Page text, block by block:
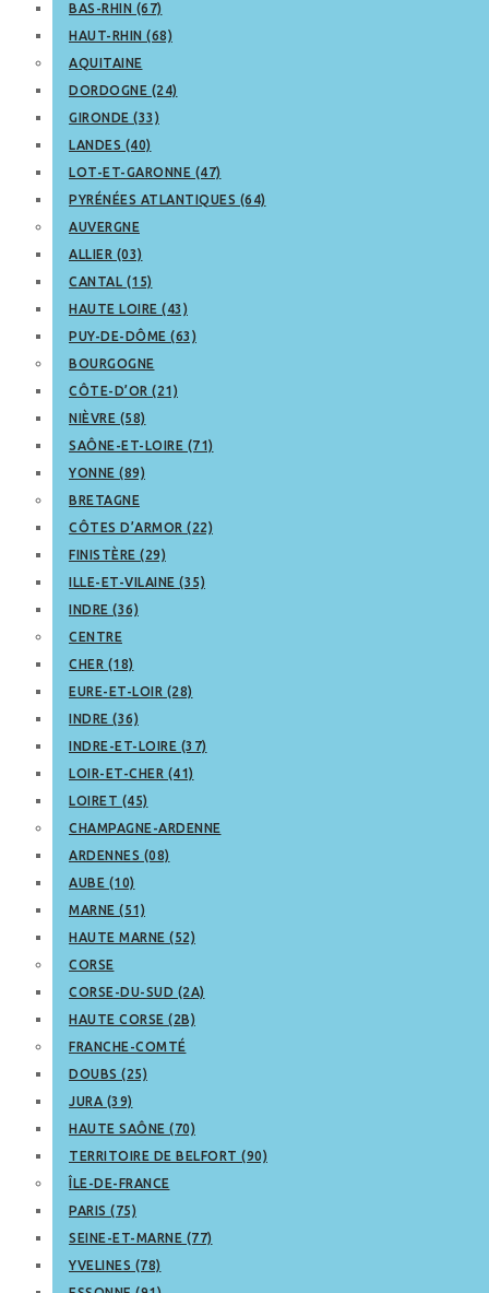
BAS-RHIN (67)
HAUT-RHIN (68)
AQUITAINE
DORDOGNE (24)
GIRONDE (33)
LANDES (40)
LOT-ET-GARONNE (47)
PYRÉNÉES ATLANTIQUES (64)
AUVERGNE
ALLIER (03)
CANTAL (15)
HAUTE LOIRE (43)
PUY-DE-DÔME (63)
BOURGOGNE
CÔTE-D’OR (21)
NIÈVRE (58)
SAÔNE-ET-LOIRE (71)
YONNE (89)
BRETAGNE
CÔTES D’ARMOR (22)
FINISTÈRE (29)
ILLE-ET-VILAINE (35)
INDRE (36)
CENTRE
CHER (18)
EURE-ET-LOIR (28)
INDRE (36)
INDRE-ET-LOIRE (37)
LOIR-ET-CHER (41)
LOIRET (45)
CHAMPAGNE-ARDENNE
ARDENNES (08)
AUBE (10)
MARNE (51)
HAUTE MARNE (52)
CORSE
CORSE-DU-SUD (2A)
HAUTE CORSE (2B)
FRANCHE-COMTÉ
DOUBS (25)
JURA (39)
HAUTE SAÔNE (70)
TERRITOIRE DE BELFORT (90)
ÎLE-DE-FRANCE
PARIS (75)
SEINE-ET-MARNE (77)
YVELINES (78)